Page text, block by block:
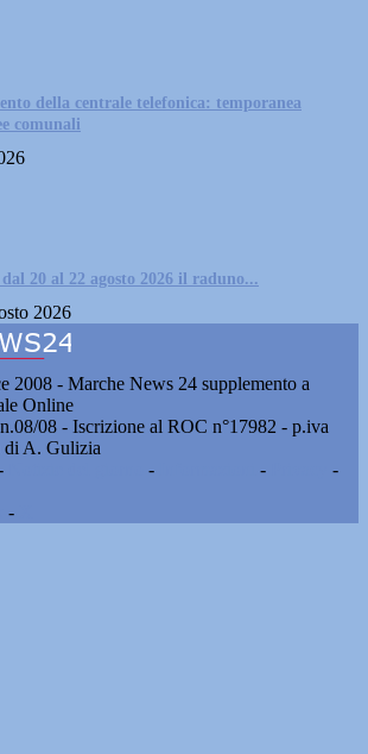
della centrale telefonica: temporanea
comunali
20 al 22 agosto 2026 il raduno...
2026
2008 - Marche News 24 supplemento a
Online
08 - Iscrizione al ROC n°17982 - p.iva
di A. Gulizia
- -
-
-